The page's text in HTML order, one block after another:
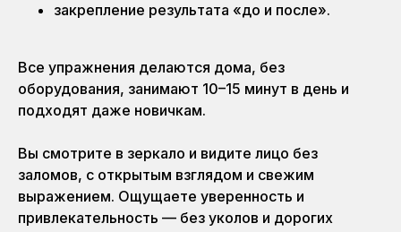
закрепление результата «до и после».
Все упражнения делаются дома, без
оборудования, занимают 10–15 минут в день и
подходят даже новичкам.
Вы смотрите в зеркало и видите лицо без
заломов, с открытым взглядом и свежим
выражением. Ощущаете уверенность и
привлекательность — без уколов и дорогих